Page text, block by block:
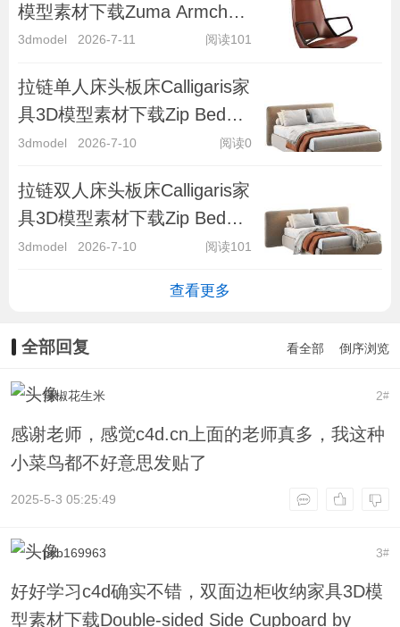
模型素材下载Zuma Armchair
4-legged by Artifort
3dmodel 2026-7-11 阅读101
拉链单人床头板床Calligaris家
具3D模型素材下载Zip Bed
with Single Headboard by Cal
3dmodel 2026-7-10 阅读0
拉链双人床头板床Calligaris家
具3D模型素材下载Zip Bed
with Double Headboard by
3dmodel 2026-7-10 阅读101
查看更多
全部回复 看全部 倒序浏览
2#
辣椒花生米
感谢老师，感觉c4d.cn上面的老师真多，我这种
小菜鸟都不好意思发贴了
2025-5-3 05:25:49
3#
pcb169963
好好学习c4d确实不错，双面边柜收纳家具3D模
型素材下载Double-sided Side Cupboard by